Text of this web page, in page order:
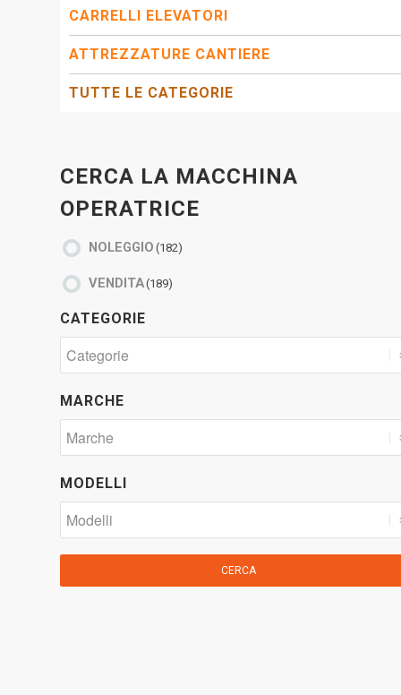
CARRELLI ELEVATORI
ATTREZZATURE CANTIERE
TUTTE LE CATEGORIE
CERCA LA MACCHINA
OPERATRICE
NOLEGGIO (182)
VENDITA(189)
CATEGORIE
MARCHE
MODELLI
CERCA